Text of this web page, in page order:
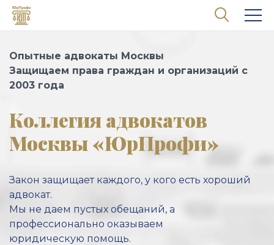
Опытные адвокаты Москвы
Защищаем права граждан и организаций с
2003 года
Коллегия адвокатов
Москвы «ЮрПрофи»
Закон защищает каждого, у кого есть хороший
адвокат.
Мы не даем пустых обещаний, а
профессионально оказываем
юридическую помощь.